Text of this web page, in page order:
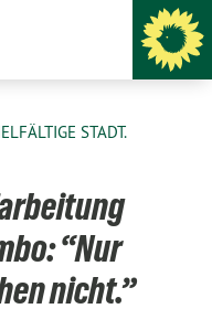
STADT.
“Nur
nicht.”